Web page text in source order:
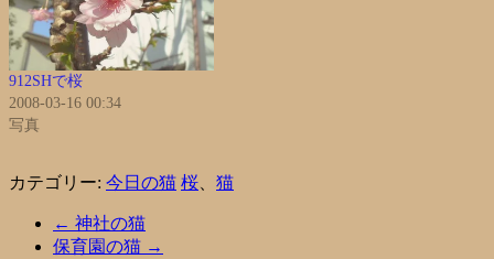
912SHで桜
2008-03-16 00:34
写真
カテゴリー: 今日の猫 桜 猫
← 神社の猫
保育園の猫 →